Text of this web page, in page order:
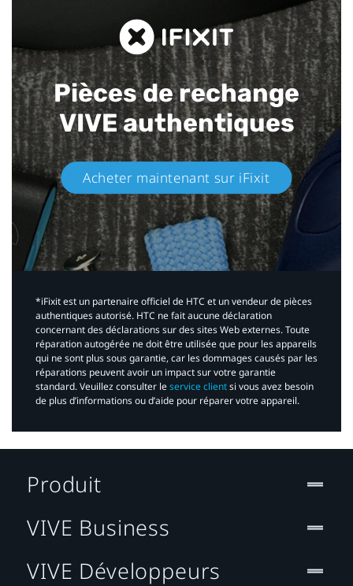
Pièces de rechange
VIVE authentiques​
Acheter maintenant sur iFixit​
*iFixit est un partenaire officiel de HTC et un vendeur de pièces
authentiques autorisé. HTC ne fait aucune déclaration
concernant des déclarations sur des sites Web externes. Toute
réparation autogérée ne doit être utilisée que pour les appareils
qui ne sont plus sous garantie, car les dommages causés par les
réparations peuvent avoir un impact sur votre garantie
standard. Veuillez consulter leservice clientsi vous avez besoin
de plus d’informations ou d’aide pour réparer votre appareil.​
Produit
VIVE Business
VIVE Développeurs